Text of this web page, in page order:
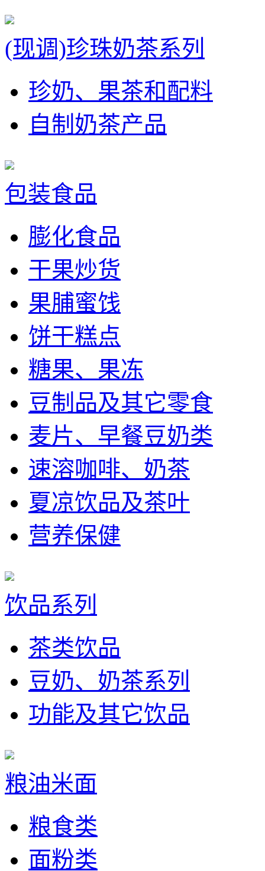
(现调)珍珠奶茶系列
珍奶、果茶和配料
自制奶茶产品
包装食品
膨化食品
干果炒货
果脯蜜饯
饼干糕点
糖果、果冻
豆制品及其它零食
麦片、早餐豆奶类
速溶咖啡、奶茶
夏凉饮品及茶叶
营养保健
饮品系列
茶类饮品
豆奶、奶茶系列
功能及其它饮品
粮油米面
粮食类
面粉类